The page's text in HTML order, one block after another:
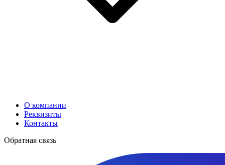
О компании
Реквизиты
Контакты
Обратная связь